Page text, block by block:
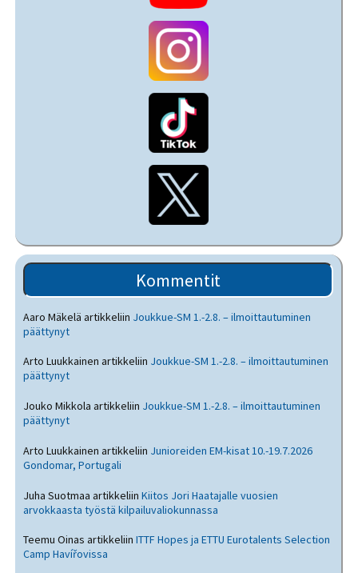
Kommentit
Aaro Mäkelä artikkeliin Joukkue-SM 1.-2.8. – ilmoittautuminen
päättynyt
Arto Luukkainen artikkeliin Joukkue-SM 1.-2.8. – ilmoittautuminen
päättynyt
Jouko Mikkola artikkeliin Joukkue-SM 1.-2.8. – ilmoittautuminen
päättynyt
Arto Luukkainen artikkeliin Junioreiden EM-kisat 10.-19.7.2026
Gondomar, Portugali
Juha Suotmaa artikkeliinKiitos Jori Haatajalle vuosien
arvokkaasta työstä kilpailuvaliokunnassa
Teemu Oinas artikkeliinITTF Hopes ja ETTU Eurotalents Selection
Camp Havířovissa